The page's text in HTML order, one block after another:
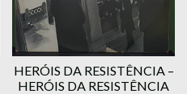
HERÓIS DA RESISTÊNCIA –
HERÓIS DA RESISTÊNCIA